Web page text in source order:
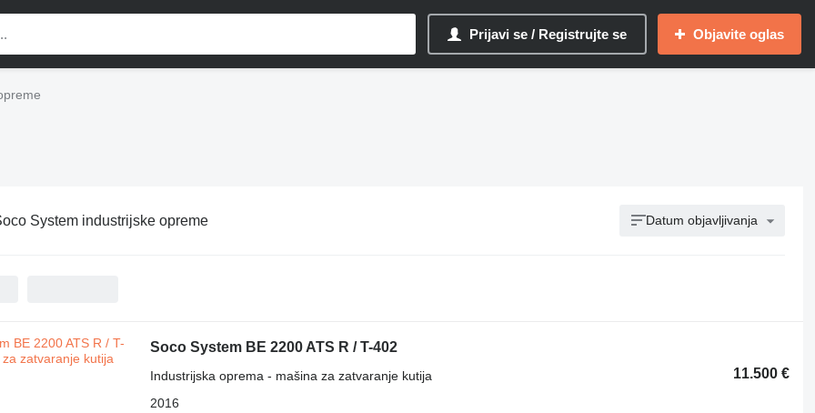
Prijavi se / Registrujte se Objavite oglas
System industrijske opreme Datum objavljivanja
Soco System BE 2200 ATS R / T-402
11.500 €
Industrijska oprema - mašina za zatvaranje kutija
2016